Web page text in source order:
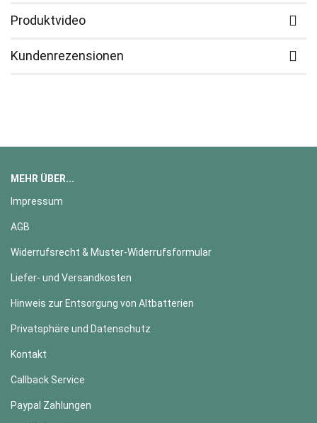
Produktvideo
Kundenrezensionen
MEHR ÜBER...
Impressum
AGB
Widerrufsrecht & Muster-Widerrufsformular
Liefer- und Versandkosten
Hinweis zur Entsorgung von Altbatterien
Privatsphäre und Datenschutz
Kontakt
Callback Service
Paypal Zahlungen